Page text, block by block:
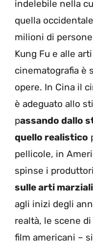
indelebile nella
quella
milioni di
Kung Fu e alle
cinematografia è
opere. In Cina il
è adeguato allo
passando dallo
quello realistico
pellicole, in
spinse i
sulle arti marziali
agli inizi degli
realtà, le scene
film americani –